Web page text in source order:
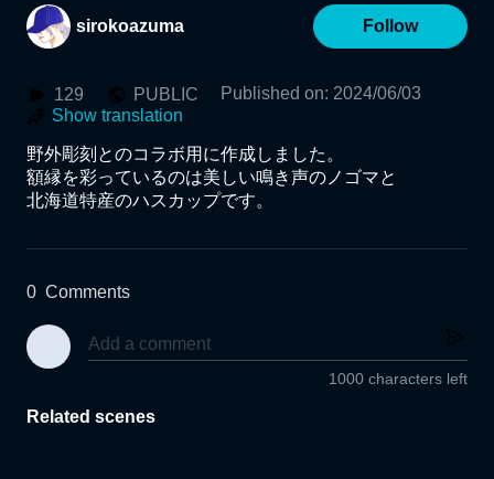
sirokoazuma Follow
129 PUBLIC Published on: 2024/06/03
Show translation
野外彫刻とのコラボ用に作成しました。
額縁を彩っているのは美しい鳴き声のノゴマと
北海道特産のハスカップです。
0 Comments
1000 characters left
Related scenes